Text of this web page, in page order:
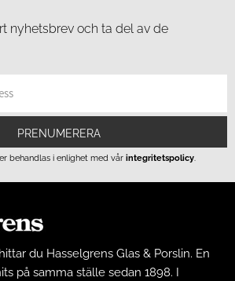
nyhetsbrev och ta del av de
PRENUMERERA
behandlas i enlighet med vår integritetspolicy
du Hasselgrens Glas & Porslin. En
på samma ställe sedan 1898. I